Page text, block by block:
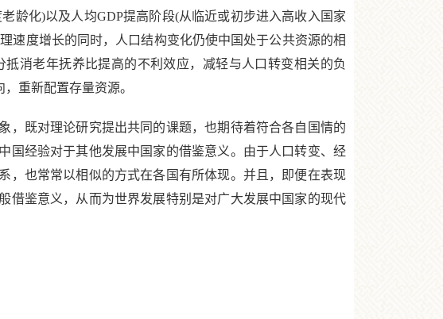
龄化)以及人均GDP提高阶段(从临近或初步进入高收入国家
速度增长的同时，人口结构变化仍使中国处于公共资源的相
消老年抚养比提高的不利效应，减轻与人口转变相关的负
重新配置存量资源。
既对理论研究提出共同的课题，也期待着符合各自国情的
国经验对于其他发展中国家的借鉴意义。由于人口转变、经
，也常常以相似的方式在各国有所体现。并且，即便在表现
借鉴意义，从而为世界发展特别是对广大发展中国家的现代